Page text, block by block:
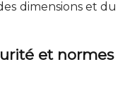
dimensions et du
et normes